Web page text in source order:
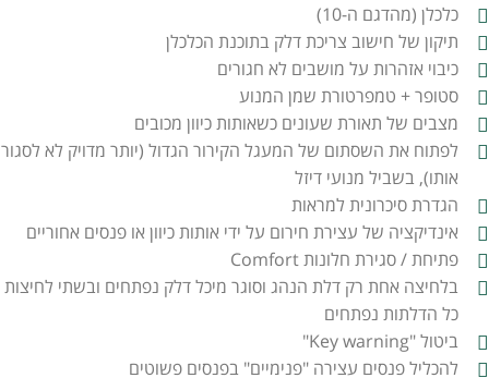
כלכלן (מהדגם ה-10)
תיקון של חישוב צריכת דלק בתוכנת הכלכלן
כיבוי אזהרות על מושבים לא חגורים
סטופר + טמפרטורת שמן המנוע
מצבים של תאורת שעונים כשאותות כיוון מכובים
לפתוח את השסתום של המעגל הקירור הגדול (יותר מדויק לא לסגור
אותו), בשביל מנועי דיזל
הגדרת סיכרונית למראות
אינדיקציה של עצירת חירום על ידי אותות כיוון או פנסים אחוריים
פתיחת / סגירת חלונות Comfort
בלחיצה אחת רק דלת הנהג וסוגר מיכל דלק נפתחים ובשתי לחיצות
כל הדלתות נפתחים
ביטול "Key warning"
להכליל פנסים עצירה "פנימיים" בפנסים פשוטים